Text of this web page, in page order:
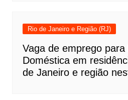
Rio de Janeiro e Região (RJ)
Vaga de emprego
Doméstica em
de Janeiro e região